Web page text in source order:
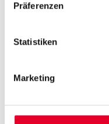
Präferenzen
Statistiken
Marketing